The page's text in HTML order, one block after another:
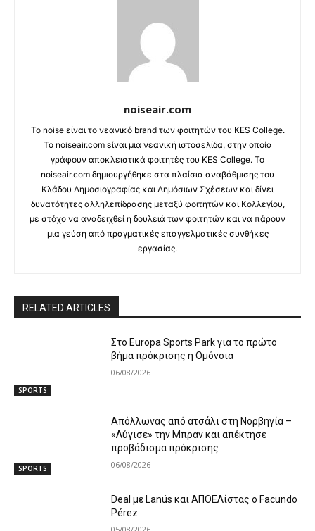
noiseair.com
Το noise είναι το νεανικό brand των φοιτητών του KES College.
Το noiseair.com είναι μια νεανική ιστοσελίδα, στην οποία
γράφουν αποκλειστικά φοιτητές του KES College. Το
noiseair.com δημιουργήθηκε στα πλαίσια αναβάθμισης του
Κλάδου Δημοσιογραφίας και Δημόσιων Σχέσεων και δίνει
δυνατότητες αλληλεπίδρασης μεταξύ φοιτητών και Κολλεγίου,
με στόχο να αναδειχθεί η δουλειά των φοιτητών και να πάρουν
μια γεύση από πραγματικές επαγγελματικές συνθήκες
εργασίας.
RELATED ARTICLES
SPORTS
Στο Europa Sports Park για το πρώτο
βήμα πρόκρισης η Ομόνοια
06/08/2026
SPORTS
Απόλλωνας από ατσάλι στη Νορβηγία –
«Λύγισε» την Μπραν και απέκτησε
προβάδισμα πρόκρισης
06/08/2026
Deal με Lanús και ΑΠΟΕΛίστας ο Facundo
Pérez